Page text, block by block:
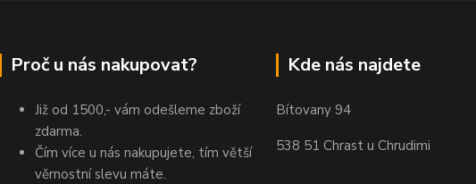
Proč u nás nakupovat?
Již od 1500,- vám odešleme zboží
zdarma.
Čím více u nás nakupujete, tím větší
věrnostní slevu máte.
Kde nás najdete
Bítovany 94
538 51 Chrast u Chrudimi